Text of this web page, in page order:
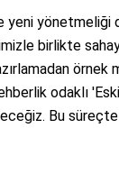
yeni yönetmeliği
birlikte
örnek
odaklı
Bu süreçte